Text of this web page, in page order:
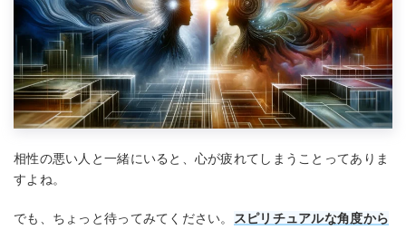
相性の悪い人と一緒にいると、心が疲れてしまうことってありま
すよね。
でも、ちょっと待ってみてください。
スピリチュアルな角度から